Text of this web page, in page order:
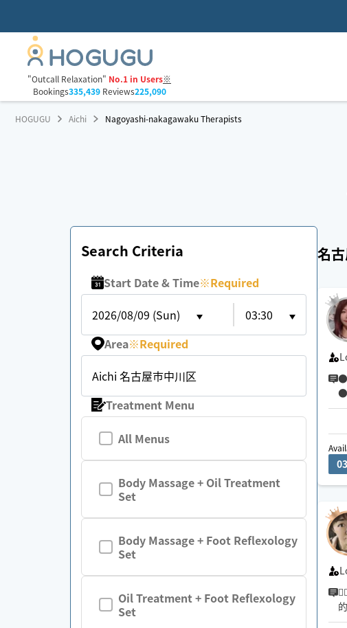
"Outcall Relaxation" No.1 in Users※
Bookings335,439Reviews225,090
HOGUGU Aichi Nagoyashi-nakagawaku Therapists
Search Criteria
Start Date & Time※Required
2026/08/09 (Sun)
03:30
Area※Required
Aichi 名古屋市中川区
Treatment Menu
All Menus
Body Massage + Oil Treatment
Set
Body Massage + Foot Reflexology
Set
Oil Treatment + Foot Reflexology
Set
名
●
●
●